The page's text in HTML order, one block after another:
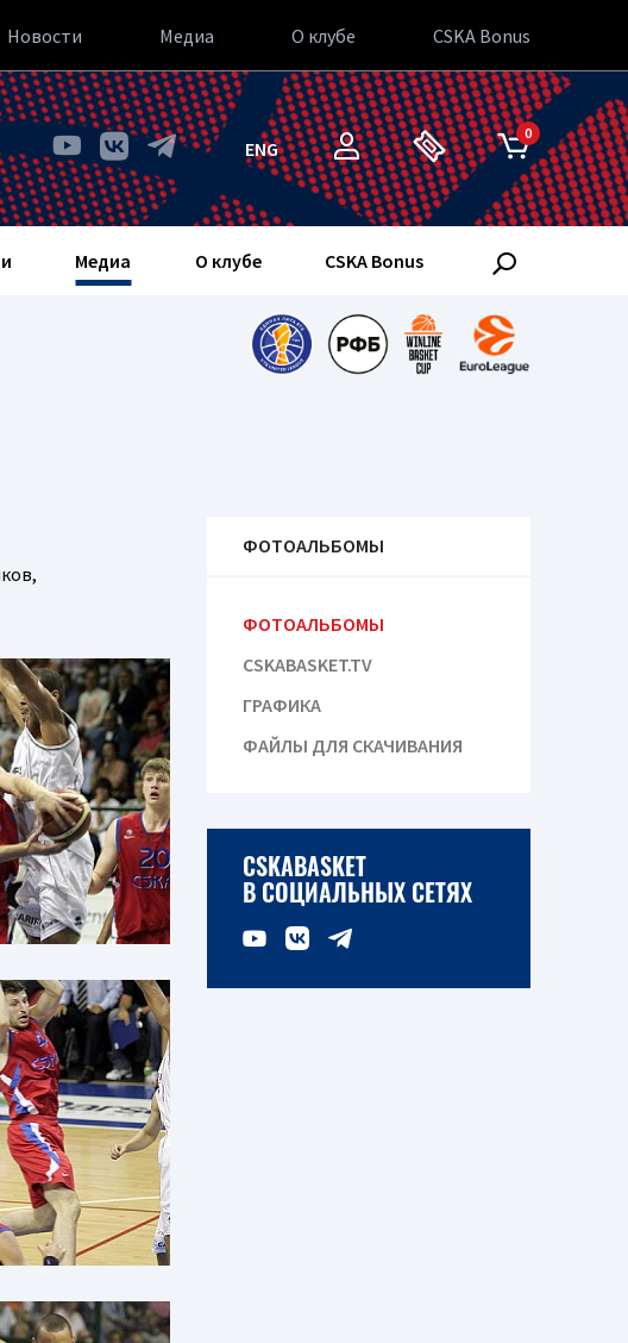
Новости Медиа О клубе CSKA Bonus
ENG
0
Медиа О клубе CSKA Bonus
ФОТОАЛЬБОМЫ
ФОТОАЛЬБОМЫ
CSKABASKET.TV
ГРАФИКА
ФАЙЛЫ ДЛЯ СКАЧИВАНИЯ
CSKABASKET
В СОЦИАЛЬНЫХ СЕТЯХ